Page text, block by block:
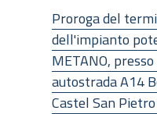
Proroga del
dell'impianto
METANO,
autostrada A14
Castel San